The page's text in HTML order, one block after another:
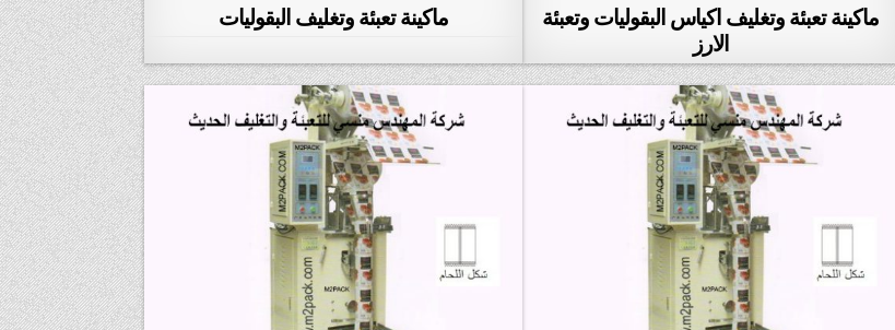
ماكينة تعبئة وتغليف اكياس البقوليات وتعبئة
الارز
ماكينة تعبئة وتغليف البقوليات